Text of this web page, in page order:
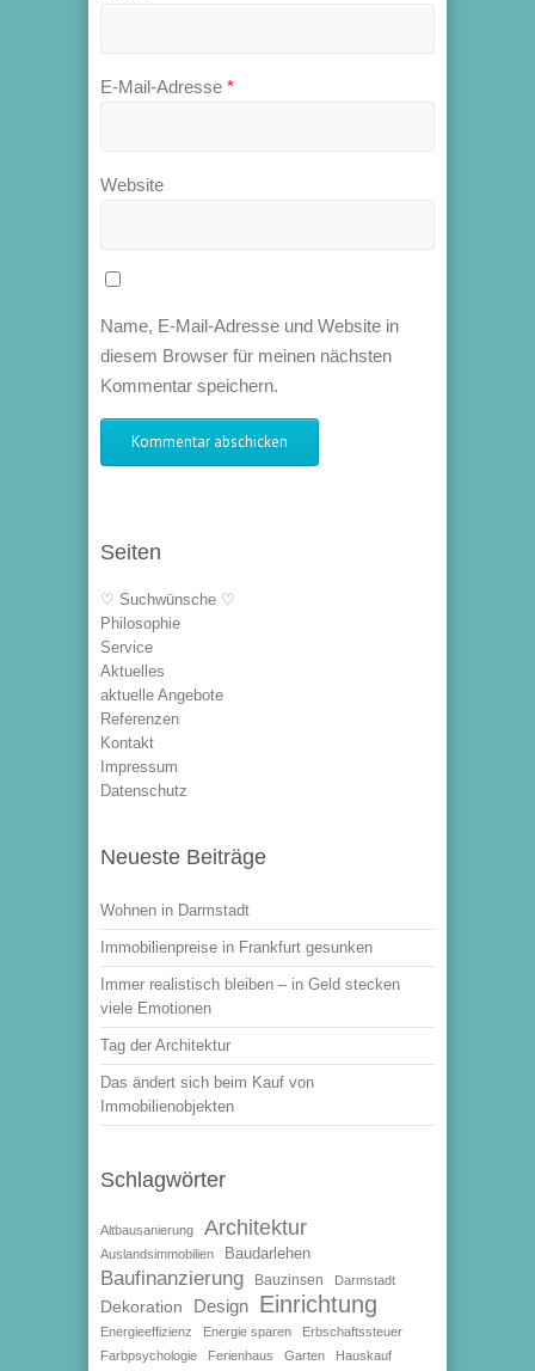
E-Mail-Adresse *
Website
Name, E-Mail-Adresse und Website in
diesem Browser für meinen nächsten
Kommentar speichern.
Seiten
♡ Suchwünsche ♡
Philosophie
Service
Aktuelles
aktuelle Angebote
Referenzen
Kontakt
Impressum
Datenschutz
Neueste Beiträge
Wohnen in Darmstadt
Immobilienpreise in Frankfurt gesunken
Immer realistisch bleiben – in Geld stecken
viele Emotionen
Tag der Architektur
Das ändert sich beim Kauf von
Immobilienobjekten
Schlagwörter
Altbausanierung Architektur
Auslandsimmobilien Baudarlehen
Baufinanzierung Bauzinsen Darmstadt
Dekoration Design Einrichtung
Energieeffizienz Energie sparen
Erbschaftssteuer
Farbpsychologie
Ferienhaus Garten Hauskauf